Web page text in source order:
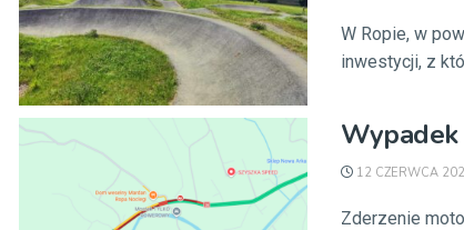
W Ropie, w
inwestycji, z
12 CZERWCA
Zderzenie